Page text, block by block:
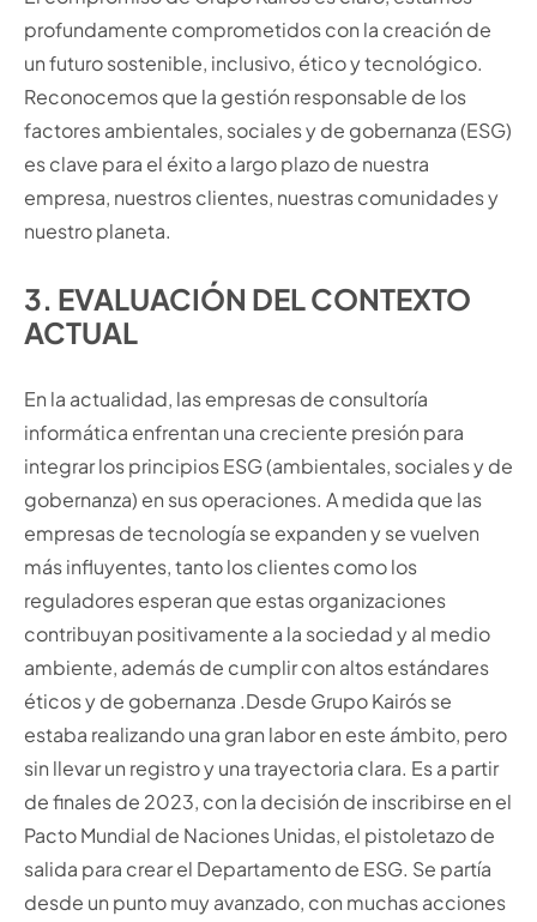
profundamente comprometidos con la creación de
un futuro sostenible, inclusivo, ético y tecnológico.
Reconocemos que la gestión responsable de los
factores ambientales, sociales y de gobernanza (ESG)
es clave para el éxito a largo plazo de nuestra
empresa, nuestros clientes, nuestras comunidades y
nuestro planeta.
3. EVALUACIÓN DEL CONTEXTO
ACTUAL
En la actualidad, las empresas de consultoría
informática enfrentan una creciente presión para
integrar los principios ESG (ambientales, sociales y de
gobernanza) en sus operaciones. A medida que las
empresas de tecnología se expanden y se vuelven
más influyentes, tanto los clientes como los
reguladores esperan que estas organizaciones
contribuyan positivamente a la sociedad y al medio
ambiente, además de cumplir con altos estándares
éticos y de gobernanza .Desde Grupo Kairós se
estaba realizando una gran labor en este ámbito, pero
sin llevar un registro y una trayectoria clara. Es a partir
de finales de 2023, con la decisión de inscribirse en el
Pacto Mundial de Naciones Unidas, el pistoletazo de
salida para crear el Departamento de ESG. Se partía
desde un punto muy avanzado, con muchas acciones